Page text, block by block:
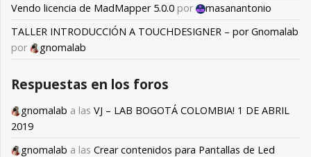
Vendo licencia de MadMapper 5.0.0 por
masanantonio
TALLER INTRODUCCIÓN A TOUCHDESIGNER – por Gnomalab
por
gnomalab
Respuestas en los foros
gnomalab a las VJ – LAB BOGOTÁ COLOMBIA! 1 DE ABRIL
2019
gnomalab a las Crear contenidos para Pantallas de Led